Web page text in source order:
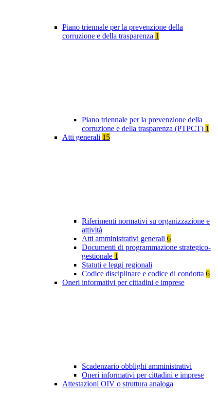
Piano triennale per la prevenzione della
corruzione e della trasparenza 1
Piano triennale per la prevenzione della
corruzione e della trasparenza (PTPCT) 1
Atti generali 15
Riferimenti normativi su organizzazione e
attività
Atti amministrativi generali 6
Documenti di programmazione strategico-
gestionale 1
Statuti e leggi regionali
Codice disciplinare e codice di condotta 6
Oneri informativi per cittadini e imprese
Scadenzario obblighi amministrativi
Oneri informativi per cittadini e imprese
Attestazioni OIV o struttura analoga